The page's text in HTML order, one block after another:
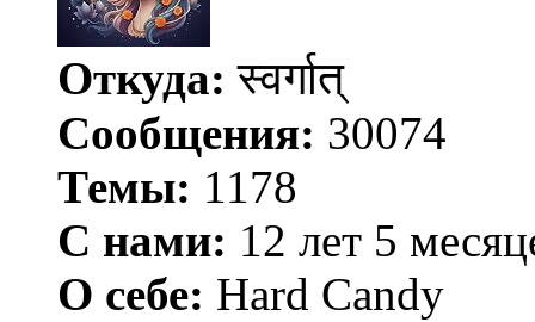
Откуда: स्वर्गात्
Сообщения: 30074
Темы: 1178
С нами: 12 лет 5
О себе: Hard Candy